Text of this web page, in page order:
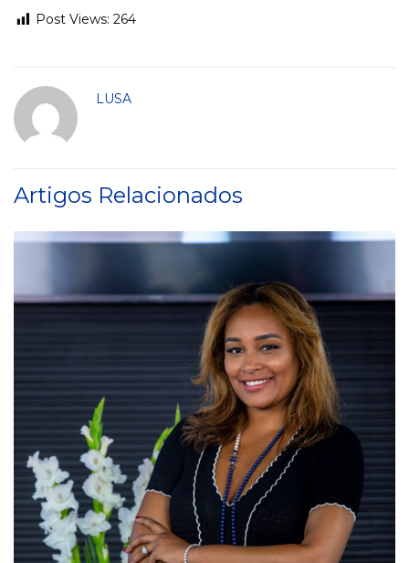
Post Views: 264
LUSA
Artigos Relacionados
Tribunal da Relação de
5 de Junho, 2026